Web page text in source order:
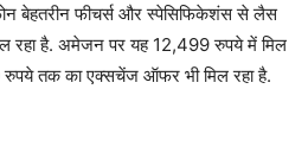
बेहतरीन फीचर्स और स्पेसिफिकेशंस से लैस
रहा है. अमेजन पर यह 12,499 रुपये में मिल
रुपये तक का एक्सचेंज ऑफर भी मिल रहा है.